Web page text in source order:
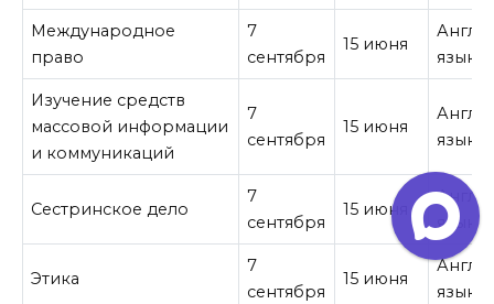
Международное
право
7
сентября
15 июня
язык
Изучение средств
массовой информации
и коммуникаций
7
сентября
15 июня
язык
Сестринское дело
7
сентября
15 июня
язык
Этика
7
сентября
15 июня
язык